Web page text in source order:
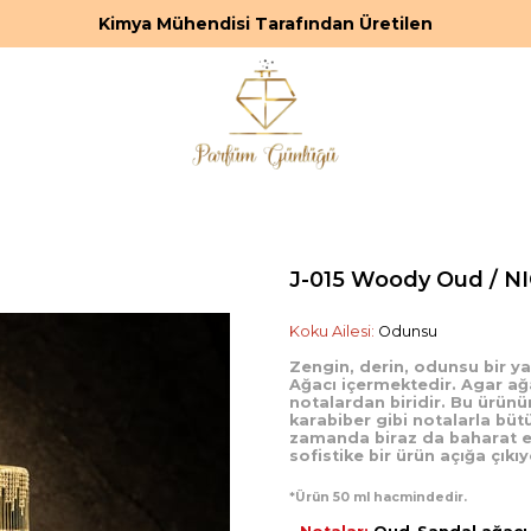
Kimya Mühendisi Tarafından Üretilen
J-015 Woody Oud /
Koku Ailesi: Odunsu
Zengin, derin, odunsu bir
Ağacı içermektedir. Agar
notalardan biridir. Bu
karabiber gibi notalarla
zamanda biraz da baharat
sofistike bir ürün açığa
*Ürün 50 ml hacmindedir.